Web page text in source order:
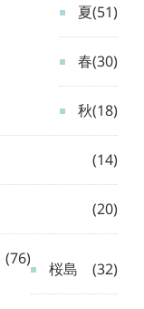
夏(51)
春(30)
秋(18)
(14)
(20)
(76)
桜島 (32)